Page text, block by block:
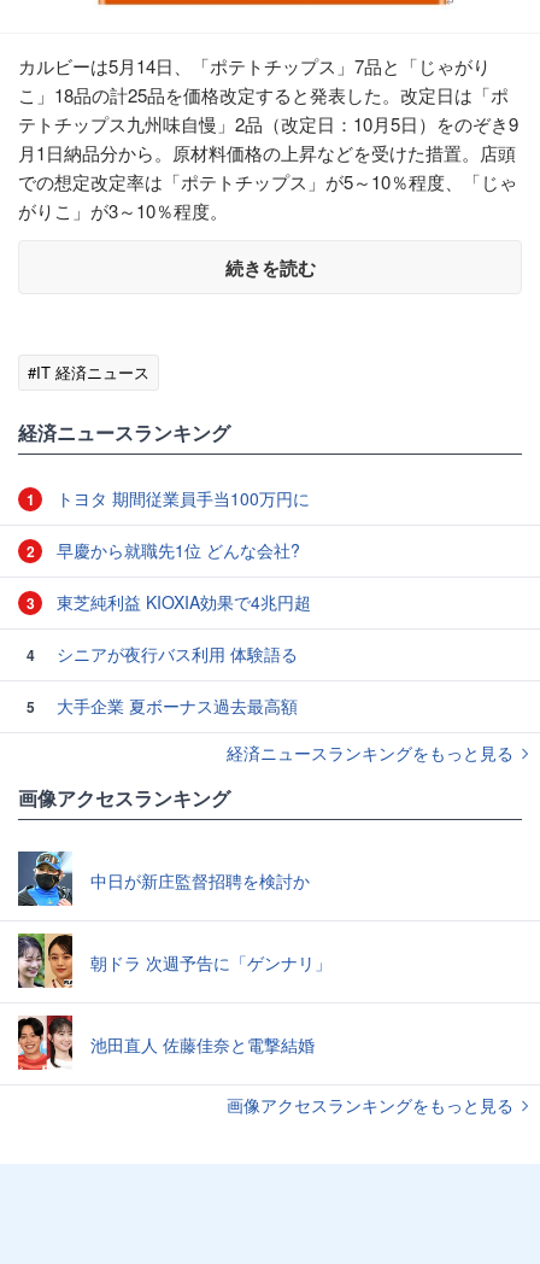
カルビーは5月14日、「ポテトチップス」7品と「じゃがり
こ」18品の計25品を価格改定すると発表した。改定日は「ポ
テトチップス九州味自慢」2品（改定日：10月5日）をのぞき9
月1日納品分から。原材料価格の上昇などを受けた措置。店頭
での想定改定率は「ポテトチップス」が5～10％程度、「じゃ
がりこ」が3～10％程度。
続きを読む
#IT 経済ニュース
経済ニュースランキング
1 トヨタ 期間従業員手当100万円に
2 早慶から就職先1位 どんな会社?
3 東芝純利益 KIOXIA効果で4兆円超
4 シニアが夜行バス利用 体験語る
5
大手企業 夏ボーナス過去最高額
経済ニュースランキングをもっと見る
画像アクセスランキング
中日が新庄監督招聘を検討か
朝ドラ 次週予告に「ゲンナリ」
池田直人 佐藤佳奈と電撃結婚
画像アクセスランキングをもっと見る